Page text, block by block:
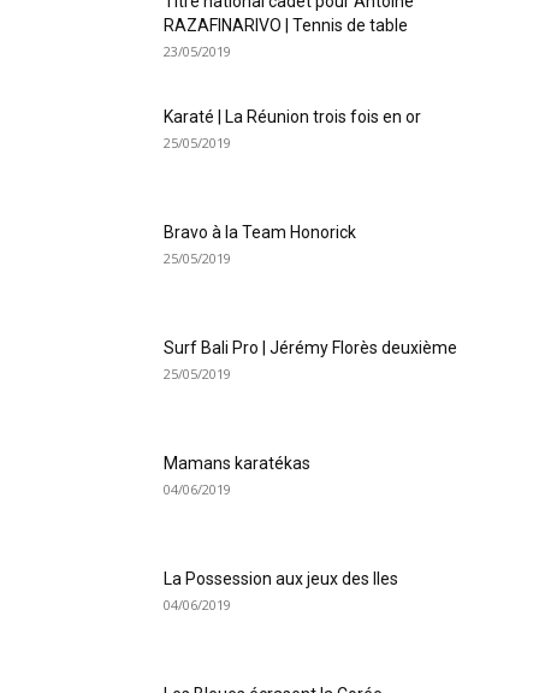
RAZAFINARIVO | Tennis de table
23/05/2019
Karaté | La Réunion trois fois en or
25/05/2019
Bravo à la Team Honorick
25/05/2019
Surf Bali Pro | Jérémy Florès deuxième
25/05/2019
Mamans karatékas
04/06/2019
La Possession aux jeux des Iles
04/06/2019